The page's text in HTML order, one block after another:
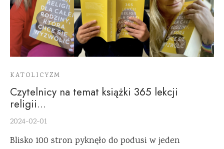
KATOLICYZM
Czytelnicy na temat książki 365 lekcji
religii…
2024-02-01
Blisko 100 stron pyknęło do podusi w jeden